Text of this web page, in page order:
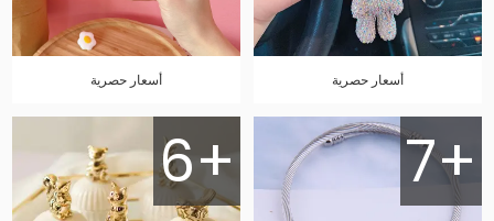
أسعار حصرية أسعار حصرية
7+
6+